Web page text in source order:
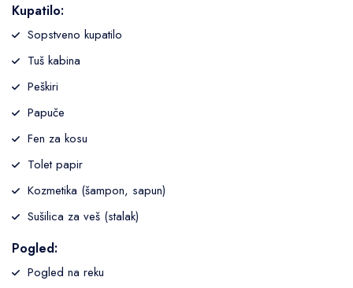
Kupatilo:
Sopstveno kupatilo
Tuš kabina
Peškiri
Papuče
Fen za kosu
Tolet papir
Kozmetika (šampon, sapun)
Sušilica za veš (stalak)
Pogled:
Pogled na reku